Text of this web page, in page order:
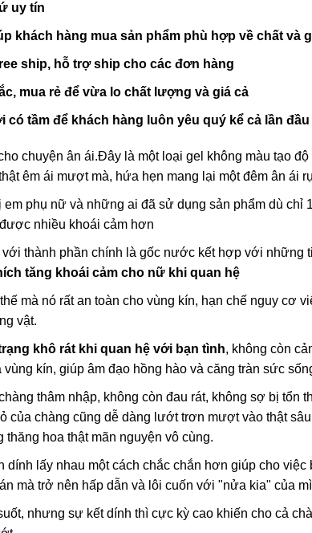
uy tín
khách hàng mua sản phẩm phù hợp về chất và
ship, hỗ trợ ship cho các đơn hàng
mua rẻ để vừa lo chất lượng và giá cả
tầm để khách hàng luôn yêu quý kể cả lần
chuyện ân ái.Đây là một loại gel không màu tạo
êm ái mượt mà, hứa hẹn mang lại một đêm ân ái
phụ nữ và những ai đã sử dụng sản phẩm dù chỉ
nhiều khoái cảm hơn
thành phần chính là gốc nước kết hợp với những
tăng khoái cảm cho nữ khi quan hệ
mà nó rất an toàn cho vùng kín, hạn chế nguy cơ
vật.
khô rát khi quan hệ với bạn tình, không còn
kín, giúp âm đạo hồng hào và căng tràn sức
thâm nhập, không còn đau rát, không sợ bị tổn
chàng cũng dễ dàng lướt trơn mượt vào thật
hoa thật mãn nguyện vô cùng.
lấy nhau một cách chắc chắn hơn giúp cho việc
mà trở nên hấp dẫn và lôi cuốn với "nửa kia" của
nhưng sự kết dính thì cực kỳ cao khiến cho cả